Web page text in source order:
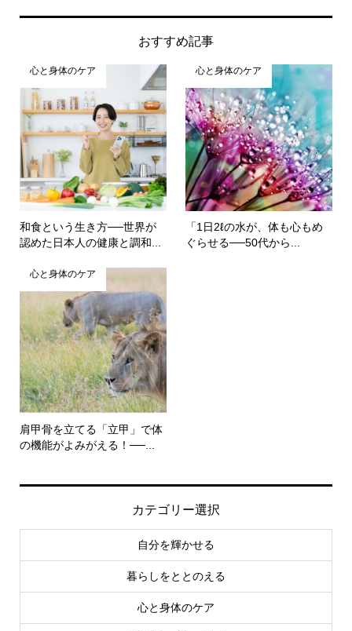
おすすめ記事
心と身体のケア
和食という生き方──世界が
認めた日本人の健康と調和...
心と身体のケア
「1日2ℓの水が、体も心もめ
ぐらせる──50代から...
心と身体のケア
肩甲骨を立てる「立甲」で体
の機能がよみがえる！──...
カテゴリー選択
自分を輝かせる
暮らしをととのえる
心と身体のケア